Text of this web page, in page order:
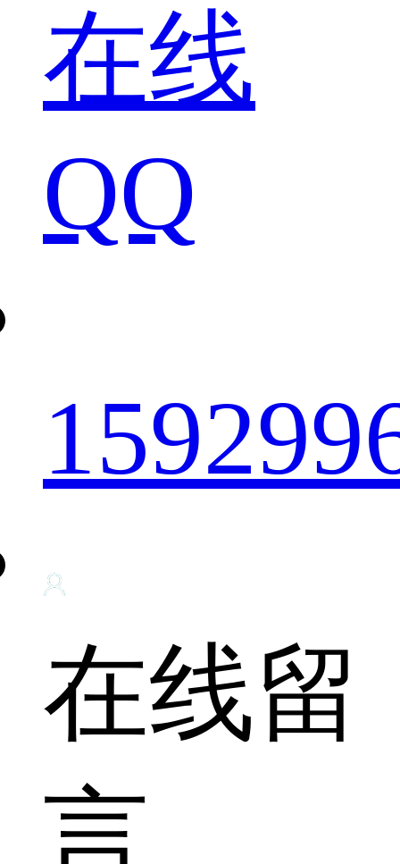
在线
QQ
在线留
言